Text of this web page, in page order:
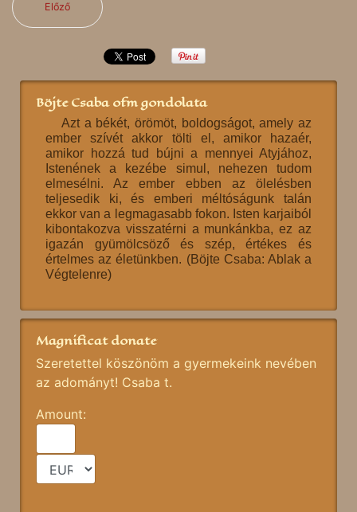
Előző
Böjte Csaba ofm gondolata
Azt a békét, örömöt, boldogságot, amely az
ember szívét akkor tölti el, amikor hazaér,
amikor hozzá tud bújni a mennyei Atyjához,
Istenének a kezébe simul, nehezen tudom
elmesélni. Az ember ebben az ölelésben
teljesedik ki, és emberi méltóságunk talán
ekkor van a legmagasabb fokon. Isten karjaiból
kibontakozva visszatérni a munkánkba, ez az
igazán gyümölcsöző és szép, értékes és
értelmes az életünkben. (Böjte Csaba: Ablak a
Végtelenre)
Magnificat donate
Szeretettel köszönöm a gyermekeink nevében
az adományt! Csaba t.
Amount: